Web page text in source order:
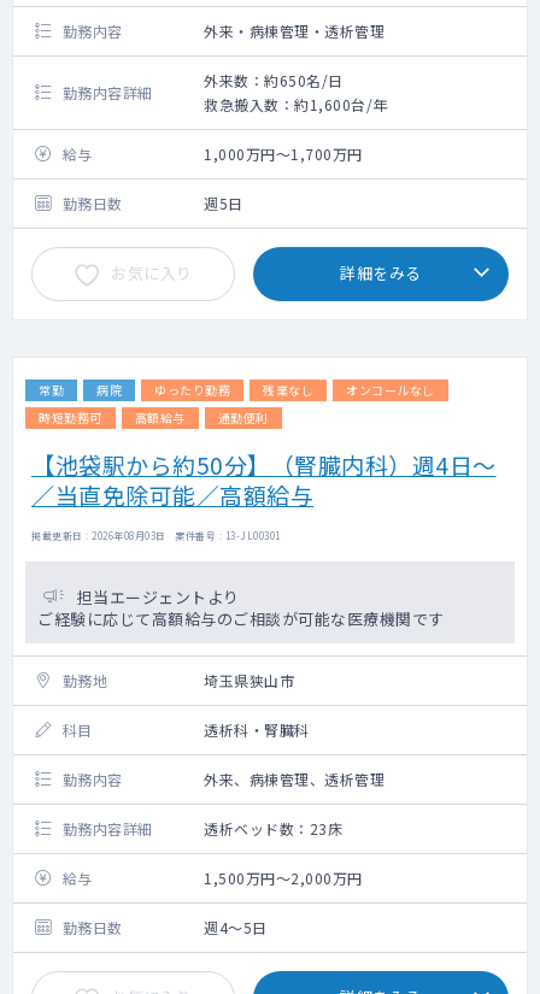
勤務内容 外来・病棟管理・透析管理
勤務内容詳細
外来数：約650名/日
救急搬入数：約1,600台/年
給与 1,000万円～1,700万円
勤務日数 週5日
お気に入り 詳細をみる
常勤 病院 ゆったり勤務 残業なし
オンコールなし
時短勤務可
高額給与 通勤便利
【池袋駅から約50分】（腎臓内科）週4日～
／当直免除可能／高額給与
掲載更新日 : 2026年08月03日 案件番号 : 13-JL00301
担当エージェントより
ご経験に応じて高額給与のご相談が可能な医療機関です
勤務地 埼玉県狭山市
科目 透析科・腎臓科
勤務内容 外来、病棟管理、透析管理
勤務内容詳細 透析ベッド数：23床
給与 1,500万円～2,000万円
勤務日数 週4～5日